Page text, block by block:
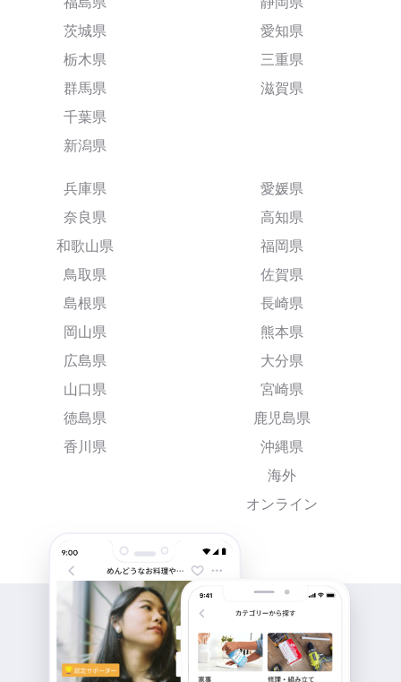
茨城県
栃木県
群馬県
千葉県
新潟県
愛知県
三重県
滋賀県
兵庫県
奈良県
和歌山県
鳥取県
島根県
岡山県
広島県
山口県
徳島県
香川県
愛媛県
高知県
福岡県
佐賀県
長崎県
熊本県
大分県
宮崎県
鹿児島県
沖縄県
海外
オンライン